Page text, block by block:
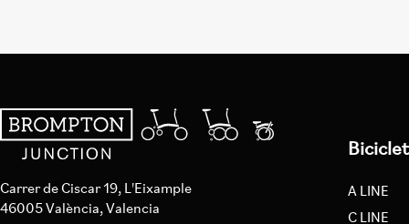
Carrer de Ciscar 19, L'Eixample
46005 València, Valencia
A LINE
C LINE